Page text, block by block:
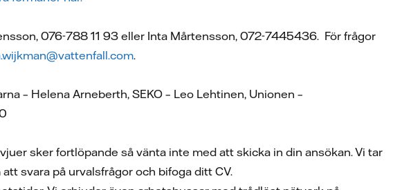
076-788 11 93 eller Inta Mårtensson, 072-7445436. För frågor
.
– Helena Arneberth, SEKO – Leo Lehtinen, Unionen –
sker fortlöpande så vänta inte med att skicka in din ansökan. Vi tar
svara på urvalsfrågor och bifoga ditt CV.